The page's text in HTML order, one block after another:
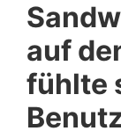
auf
fühlte